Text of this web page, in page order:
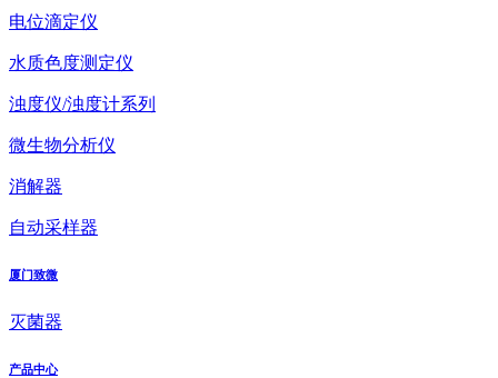
电位滴定仪
水质色度测定仪
浊度仪/浊度计系列
微生物分析仪
消解器
自动采样器
厦门致微
灭菌器
产品中心